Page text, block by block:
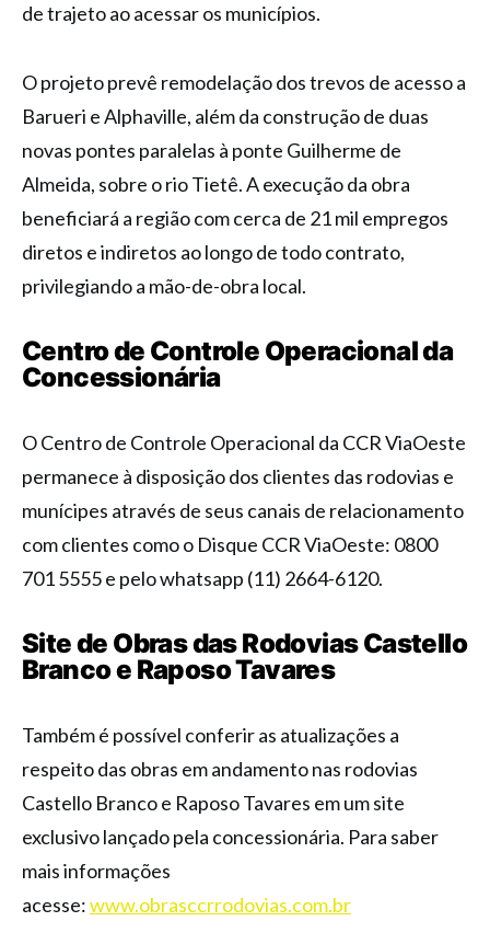
de trajeto ao acessar os municípios.
O projeto prevê remodelação dos trevos de acesso a
Barueri e Alphaville, além da construção de duas
novas pontes paralelas à ponte Guilherme de
Almeida, sobre o rio Tietê. A execução da obra
beneficiará a região com cerca de 21 mil empregos
diretos e indiretos ao longo de todo contrato,
privilegiando a mão-de-obra local.
Centro de Controle Operacional da
Concessionária
O Centro de Controle Operacional da CCR ViaOeste
permanece à disposição dos clientes das rodovias e
munícipes através de seus canais de relacionamento
com clientes como o Disque CCR ViaOeste: 0800
701 5555 e pelo whatsapp (11) 2664-6120.
Site de Obras das Rodovias Castello
Branco e Raposo Tavares
Também é possível conferir as atualizações a
respeito das obras em andamento nas rodovias
Castello Branco e Raposo Tavares em um site
exclusivo lançado pela concessionária. Para saber
mais informações
acesse:www.obrasccrrodovias.com.br